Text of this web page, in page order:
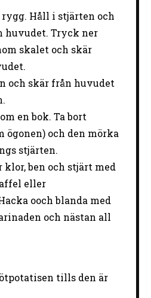
Håll i stjärten och
huvudet. Tryck ner
skalet och skär
och skär från huvudet
en bok. Ta bort
ögonen) och den mörka
stjärten.
ben och stjärt med
eller
ooch blanda med
och nästan all
tills den är